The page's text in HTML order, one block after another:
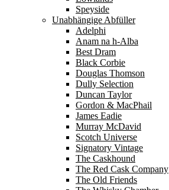
Speyside
Unabhängige Abfüller
Adelphi
Anam na h-Alba
Best Dram
Black Corbie
Douglas Thomson
Dully Selection
Duncan Taylor
Gordon & MacPhail
James Eadie
Murray McDavid
Scotch Universe
Signatory Vintage
The Caskhound
The Red Cask Company
The Old Friends